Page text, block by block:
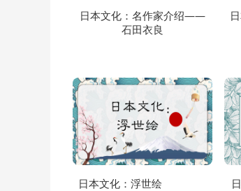
日本文化：名作家介绍——
石田衣良
日本文化：浮世绘